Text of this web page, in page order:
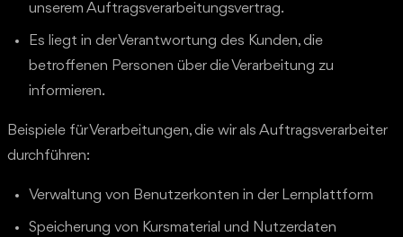
unserem Auftragsverarbeitungsvertrag.
Es liegt in der Verantwortung des Kunden, die
betroffenen Personen über die Verarbeitung zu
informieren.
Beispiele für Verarbeitungen, die wir als Auftragsverarbeiter
durchführen:
Verwaltung von Benutzerkonten in der Lernplattform
Speicherung von Kursmaterial und Nutzerdaten